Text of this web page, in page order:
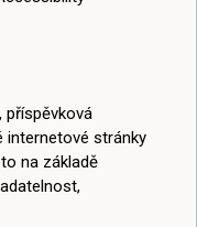
příspěvková
internetové stránky
na základě